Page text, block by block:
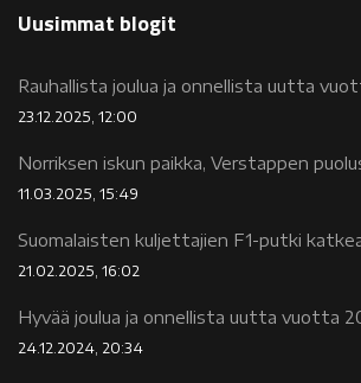
Uusimmat blogit
Rauhallista joulua ja onnellista uutta
23.12.2025, 12:00
Norriksen iskun paikka, Verstappen
11.03.2025, 15:49
Suomalaisten kuljettajien F1-putki
21.02.2025, 16:02
Hyvää joulua ja onnellista uutta vuotta
24.12.2024, 20:34